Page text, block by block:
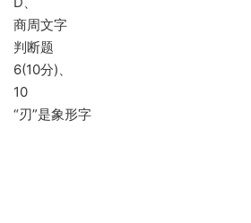
商周文字
判断题
6(10分)、
10
“刃”是象形字